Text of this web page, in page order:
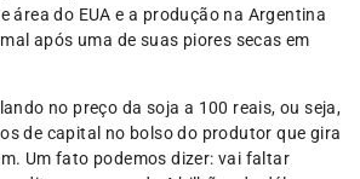
área do EUA e a produção na Argentina
após uma de suas piores secas em
no preço da soja a 100 reais, ou seja,
de capital no bolso do produtor que gira
Um fato podemos dizer: vai faltar